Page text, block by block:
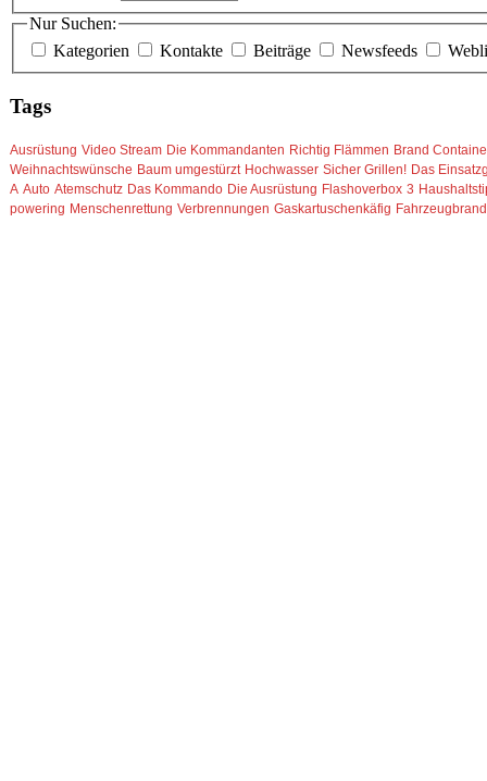
Nur Suchen:
Kategorien
Kontakte Beiträge Newsfeeds
Tags
Ausrüstung Video Stream Die Kommandanten Richtig Flämmen Brand
Weihnachtswünsche Baum umgestürzt Hochwasser Sicher Grillen! Das
A Auto Atemschutz Das Kommando Die Ausrüstung Flashoverbox 3
powering Menschenrettung Verbrennungen Gaskartuschenkäfig